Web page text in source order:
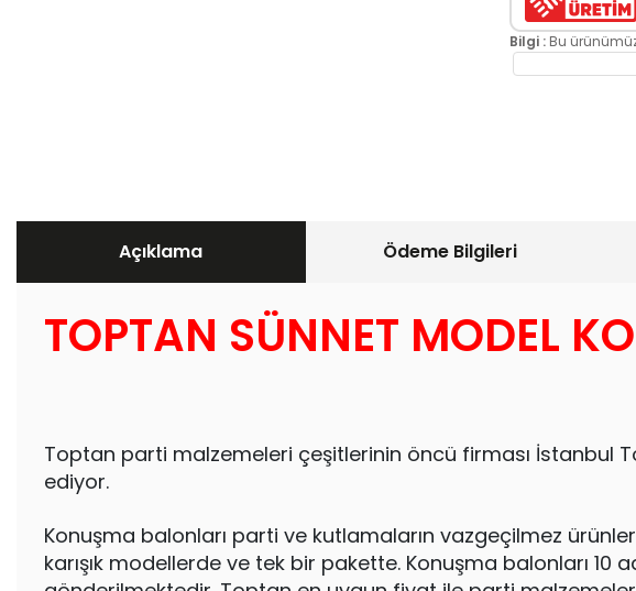
Bilgi : Bu
Açıklama Ödeme Bilgileri
TOPTAN SÜNNET MODEL
Toptan parti malzemeleri çeşitlerinin öncü firması İstanbul
ediyor.
Konuşma balonları parti ve kutlamaların vazgeçilmez
karışık modellerde ve tek bir pakette. Konuşma balonları 10